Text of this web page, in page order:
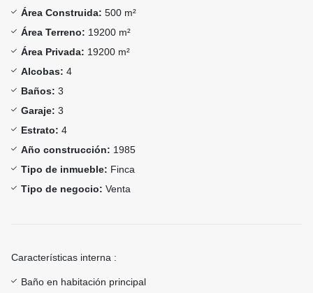
Área Construida: 500 m²
Área Terreno: 19200 m²
Área Privada: 19200 m²
Alcobas: 4
Baños: 3
Garaje: 3
Estrato: 4
Año construcción: 1985
Tipo de inmueble: Finca
Tipo de negocio: Venta
Características interna :
Baño en habitación principal